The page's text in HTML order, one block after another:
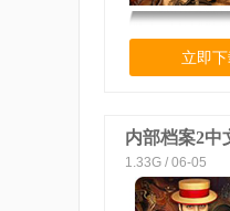
立即
内部档案2中
1.33G / 06-05